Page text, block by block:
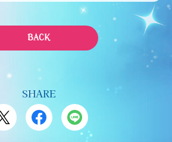
BACK
SHARE